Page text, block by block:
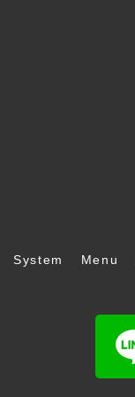
System Menu